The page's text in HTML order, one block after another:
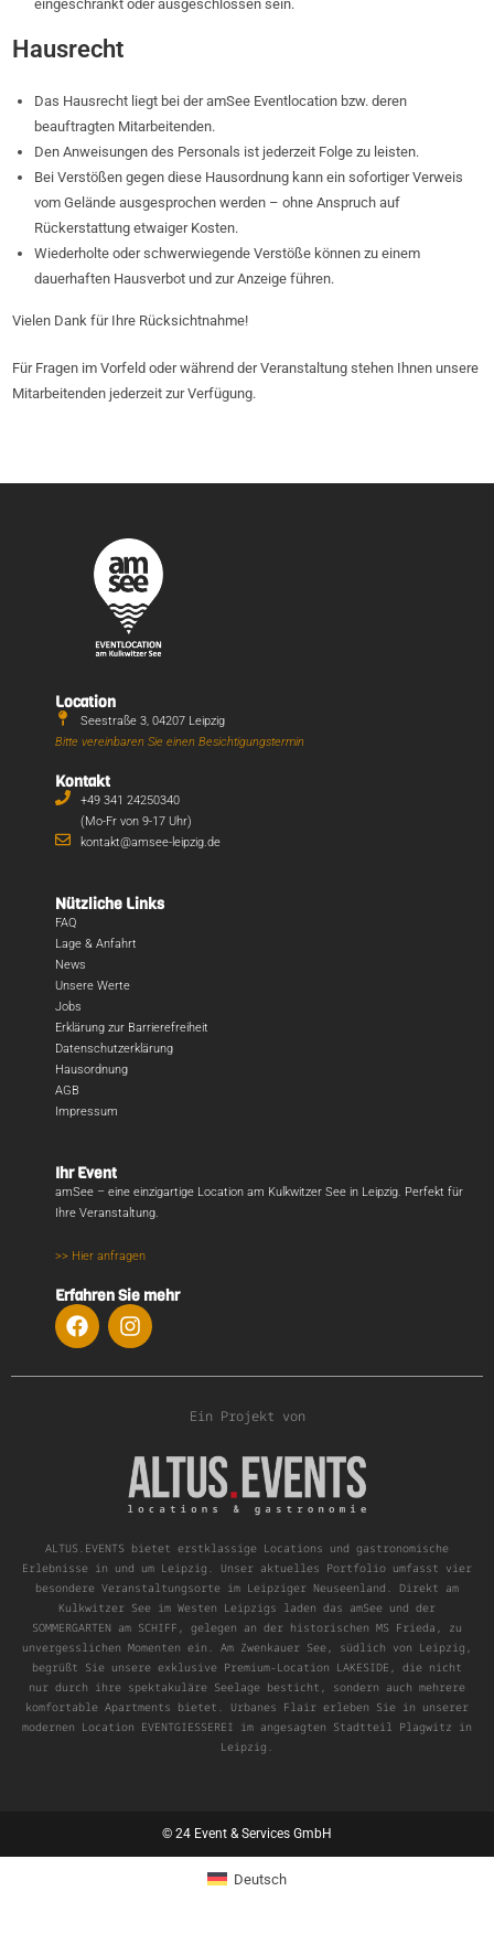
eingeschränkt oder ausgeschlossen sein.
Hausrecht
Das Hausrecht liegt bei der amSee Eventlocation bzw. deren
beauftragten Mitarbeitenden.
Den Anweisungen des Personals ist jederzeit Folge zu leisten.
Bei Verstößen gegen diese Hausordnung kann ein sofortiger Verweis
vom Gelände ausgesprochen werden – ohne Anspruch auf
Rückerstattung etwaiger Kosten.
Wiederholte oder schwerwiegende Verstöße können zu einem
dauerhaften Hausverbot und zur Anzeige führen.
Vielen Dank für Ihre Rücksichtnahme!
Für Fragen im Vorfeld oder während der Veranstaltung stehen Ihnen unsere
Mitarbeitenden jederzeit zur Verfügung.
Location
Seestraße 3, 04207 Leipzig
Bitte vereinbaren Sie einen Besichtigungstermin
Kontakt
+49 341 24250340
(Mo-Fr von 9-17 Uhr)
kontakt@amsee-leipzig.de
Nützliche Links
FAQ
Lage & Anfahrt
News
Unsere Werte
Jobs
Erklärung zur Barrierefreiheit
Datenschutzerklärung
Hausordnung
AGB
Impressum
Ihr Event
amSee – eine einzigartige Location am Kulkwitzer See in Leipzig. Perfekt für
Ihre Veranstaltung.
>> Hier anfragen
Erfahren Sie mehr
Ein Projekt von
ALTUS.EVENTS bietet erstklassige Locations und gastronomische
Erlebnisse in und um Leipzig. Unser aktuelles Portfolio umfasst vier
besondere Veranstaltungsorte im Leipziger Neuseenland. Direkt am
Kulkwitzer See im Westen Leipzigs laden das amSee und der
SOMMERGARTEN am SCHIFF, gelegen an der historischen MS Frieda, zu
unvergesslichen Momenten ein. Am Zwenkauer See, südlich von Leipzig,
begrüßt Sie unsere exklusive Premium-Location LAKESIDE, die nicht
nur durch ihre spektakuläre Seelage besticht, sondern auch mehrere
komfortable Apartments bietet. Urbanes Flair erleben Sie in unserer
modernen Location EVENTGIESSEREI im angesagten Stadtteil Plagwitz in
Leipzig.
© 24 Event & Services GmbH
Deutsch